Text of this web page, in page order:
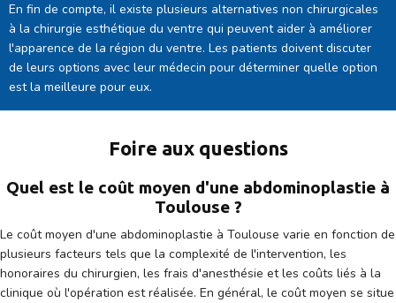
En fin de compte, il existe plusieurs alternatives non chirurgicales
à la chirurgie esthétique du ventre qui peuvent aider à améliorer
l'apparence de la région du ventre. Les patients doivent discuter
de leurs options avec leur médecin pour déterminer quelle option
est la meilleure pour eux.
Foire aux questions
Quel est le coût moyen d'une abdominoplastie à
Toulouse ?
Le coût moyen d'une abdominoplastie à Toulouse varie en fonction de
plusieurs facteurs tels que la complexité de l'intervention, les
honoraires du chirurgien, les frais d'anesthésie et les coûts liés à la
clinique où l'opération est réalisée. En général, le coût moyen se situe